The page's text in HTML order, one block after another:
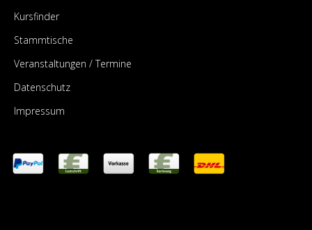
Kursfinder
Stammtische
Veranstaltungen / Termine
Datenschutz
Impressum